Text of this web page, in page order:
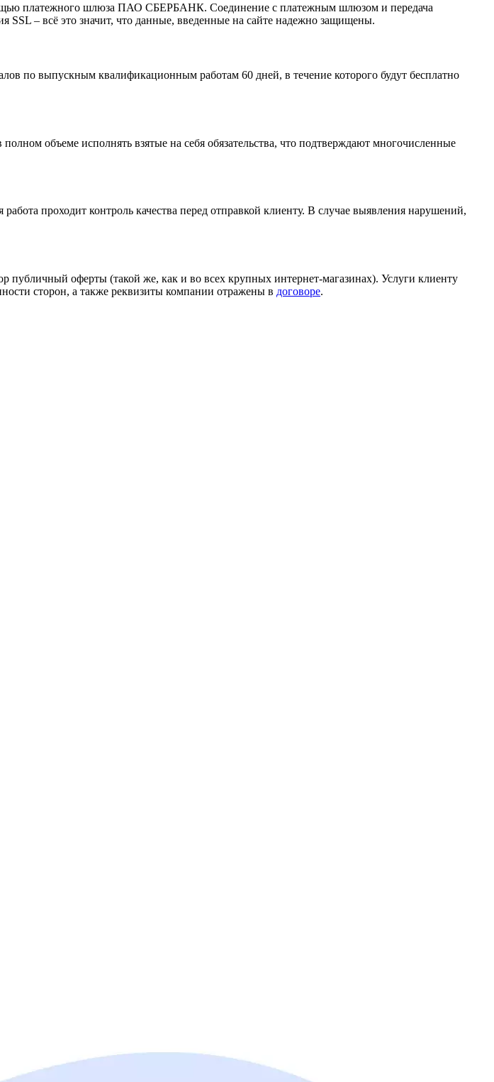
платежного шлюза ПАО СБЕРБАНК. Соединение с платежным шлюзом и передача
– всё это значит, что данные, введенные на сайте надежно защищены.
по выпускным квалификационным работам 60 дней, в течение которого будут бесплатно
объеме исполнять взятые на себя обязательства, что подтверждают многочисленные
проходит контроль качества перед отправкой клиенту. В случае выявления нарушений,
публичный оферты (такой же, как и во всех крупных интернет-магазинах). Услуги клиенту
сторон, а также реквизиты компании отражены в договоре.